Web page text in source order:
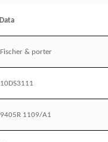
Data
Fischer & porter
10DS3111
9405R 1109/A1